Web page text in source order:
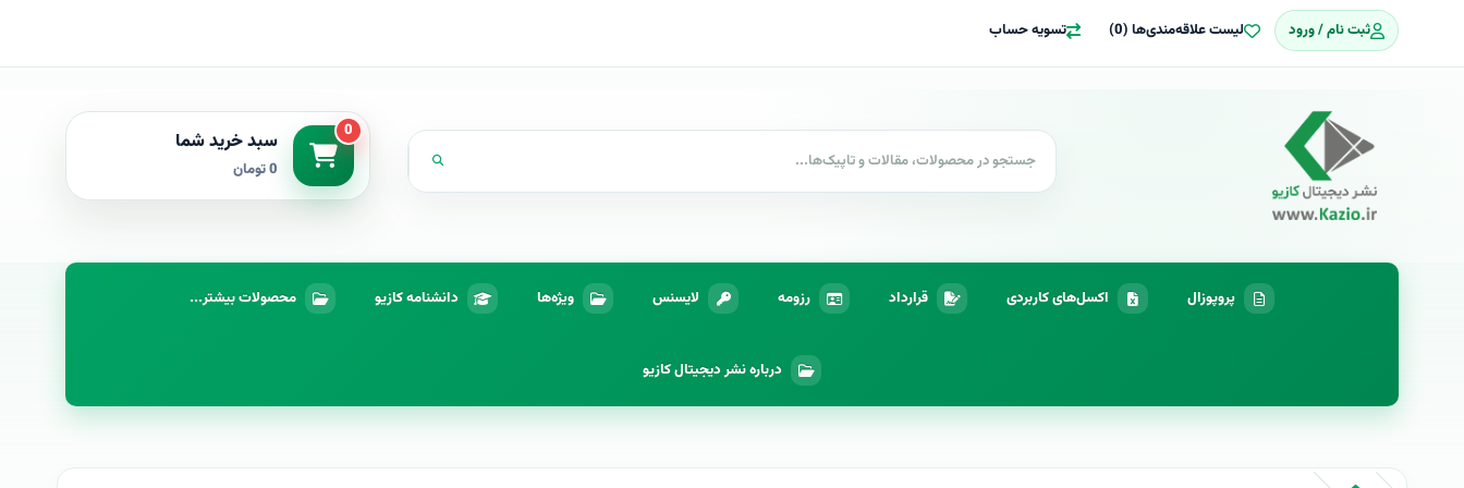
ثبت نام / ورود لیست علاقه‌مندی‌ها (0) تسویه حساب
0 سبد خرید شما
0 تومان
پروپوزال اکسل‌های کاربردی قرارداد رزومه لایسنس ویژه‌ها دانشنامه کازیو محصولات بیشتر...
درباره نشر دیجیتال کازیو